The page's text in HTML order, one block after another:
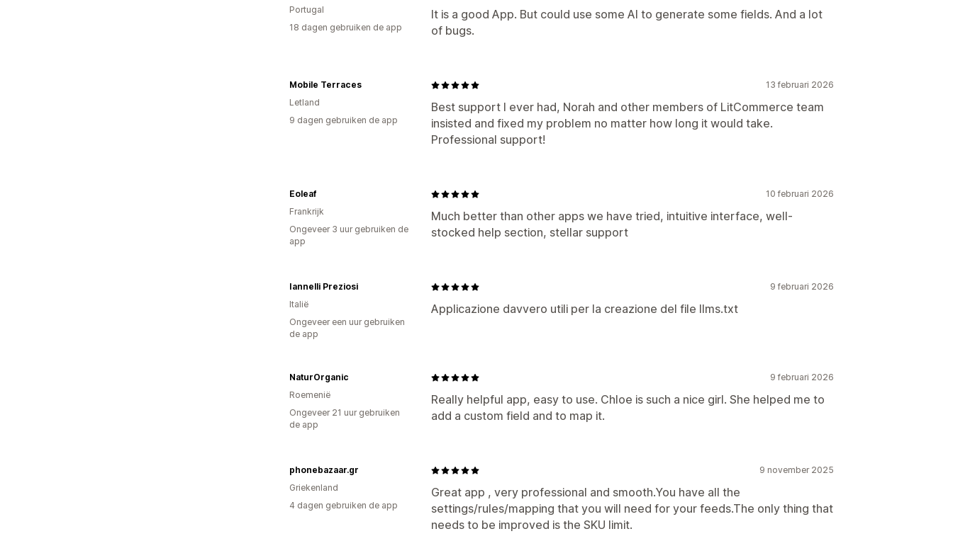
It is a good App. But could use some AI to generate some fields. And a lot
of bugs.
Portugal
18 dagen gebruiken de app
13 februari 2026
Best support I ever had, Norah and other members of LitCommerce team
insisted and fixed my problem no matter how long it would take.
Professional support!
Mobile Terraces
Letland
9 dagen gebruiken de app
10 februari 2026
Much better than other apps we have tried, intuitive interface, well-
stocked help section, stellar support
Eoleaf
Frankrijk
Ongeveer 3 uur gebruiken de
app
9 februari 2026
Applicazione davvero utili per la creazione del file llms.txt
Iannelli Preziosi
Italië
Ongeveer een uur gebruiken
de app
9 februari 2026
Really helpful app, easy to use. Chloe is such a nice girl. She helped me to
add a custom field and to map it.
NaturOrganic
Roemenië
Ongeveer 21 uur gebruiken
de app
9 november 2025
Great app , very professional and smooth.You have all the
settings/rules/mapping that you will need for your feeds.The only thing that
needs to be improved is the SKU limit.
phonebazaar.gr
Griekenland
4 dagen gebruiken de app